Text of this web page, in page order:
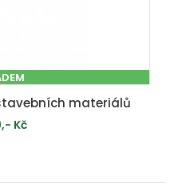
materiálů
Kč